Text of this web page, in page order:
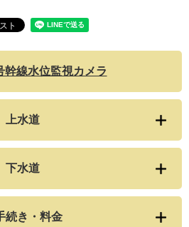
幹線水位監視カメラ
上水道
下水道
続き・料金